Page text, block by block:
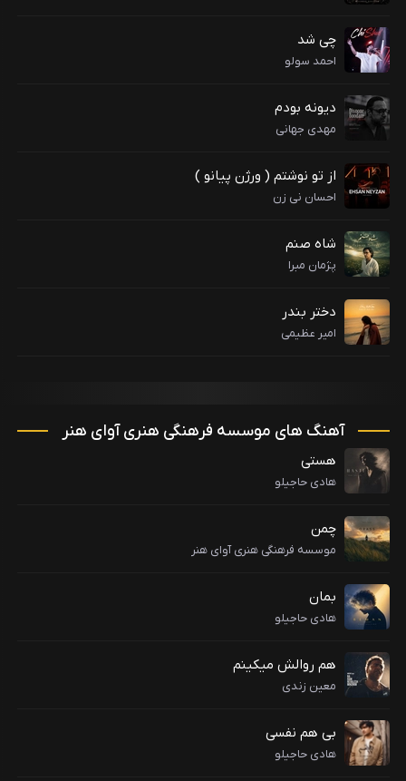
چی شد
احمد سولو
دیونه بودم
مهدی جهانی
از تو نوشتم ( ورژن پیانو )
احسان نی زن
شاه صنم
پژمان مبرا
دختر بندر
امیر عظیمی
آهنگ های موسسه فرهنگی هنری آوای هنر
هستی
هادی حاجیلو
چمن
موسسه فرهنگی هنری آوای هنر
بمان
هادی حاجیلو
هم روالش میکینم
معین زندی
بی هم نفسی
هادی حاجیلو